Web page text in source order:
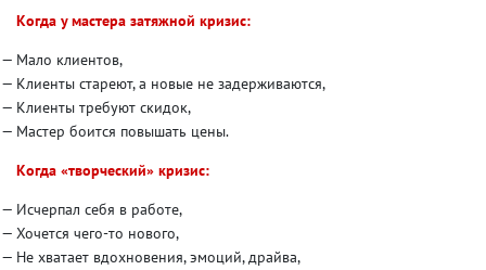
Когда у мастера затяжной кризис:
Мало клиентов,
Клиенты стареют, а новые не задерживаются,
Клиенты требуют скидок,
Мастер боится повышать цены.
Когда «творческий» кризис:
Исчерпал себя в работе,
Хочется чего-то нового,
Не хватает вдохновения, эмоций, драйва,